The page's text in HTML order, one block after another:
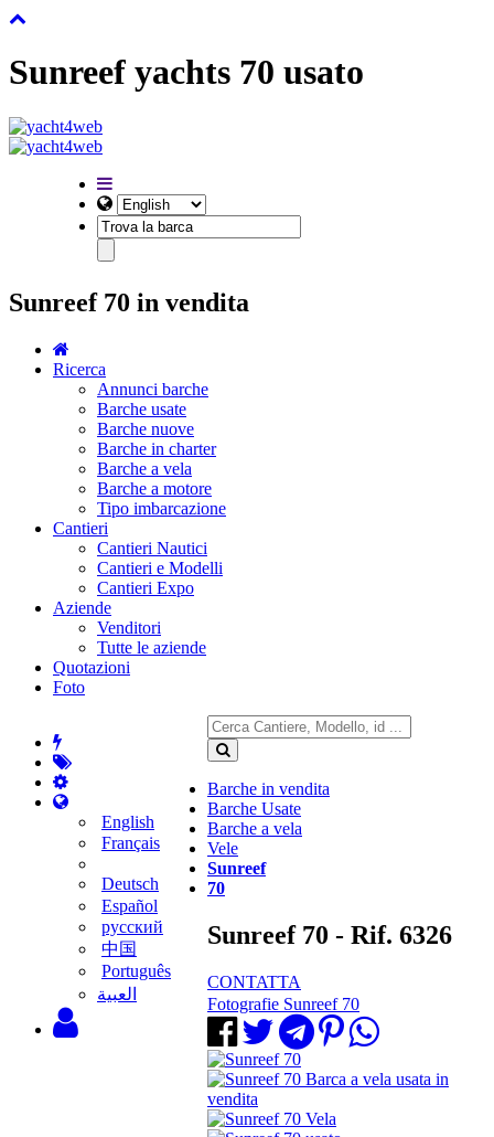
Sunreef yachts 70 usato
Sunreef 70 in vendita
Ricerca
Annunci barche
Barche usate
Barche nuove
Barche in charter
Barche a vela
Barche a motore
Tipo imbarcazione
Cantieri
Cantieri Nautici
Cantieri e Modelli
Cantieri Expo
Aziende
Venditori
Tutte le aziende
Quotazioni
Foto
English
Français
Deutsch
Español
русский
中国
Português
‫العبية
Barche in vendita
Barche Usate
Barche a vela
Vele
Sunreef
70
Sunreef 70 - Rif. 6326
CONTATTA
Fotografie Sunreef 70